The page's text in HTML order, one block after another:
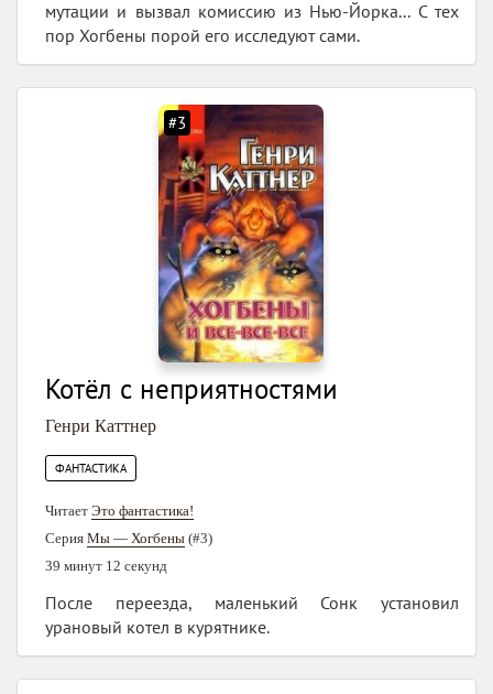
мутации и вызвал комиссию из Нью-Йорка... С тех
пор Хогбены порой его исследуют сами.
#3
Котёл с неприятностями
Генри Каттнер
ФАНТАСТИКА
Читает Это фантастика!
Серия Мы — Хогбены (#3)
39 минут 12 секунд
После переезда, маленький Сонк установил
урановый котел в курятнике.